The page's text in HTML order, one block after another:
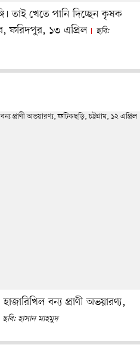
তাই খেতে পানি দিচ্ছেন কৃষক
ফরিদপুর, ১৩ এপ্রিল
ছবি:
বন্য প্রাণী অভয়ারণ্য,
ছবি: হাসান মাহমুদ